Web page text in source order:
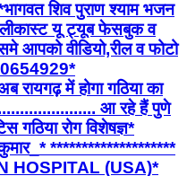
शिव पुराण श्याम भजन
यू ट्यूब फेसबुक व
आपको वीडियो,रील व फोटो
में होगा गठिया का
आ रहे हैं पुणे
गठिया रोग विशेषज्ञ*
********************
HOSPITAL (USA)*